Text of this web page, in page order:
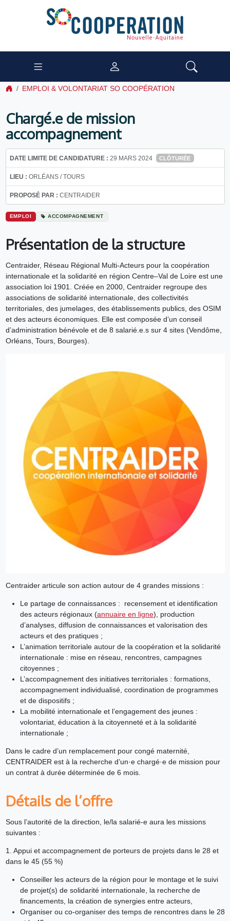
EMPLOI & VOLONTARIAT SO COOPÉRATION
Chargé.e de mission
accompagnement
DATE LIMITE DE CANDIDATURE : 29 MARS 2024 CLÔTURÉE
LIEU : ORLÉANS / TOURS
PROPOSÉ PAR : CENTRAIDER
EMPLOI ACCOMPAGNEMENT
Présentation de la structure
Centraider, Réseau Régional Multi-Acteurs pour la coopération
internationale et la solidarité en région Centre–Val de Loire est une
association loi 1901. Créée en 2000, Centraider regroupe des
associations de solidarité internationale, des collectivités
territoriales, des jumelages, des établissements publics, des OSIM
et des acteurs économiques. Elle est composée d’un conseil
d’administration bénévole et de 8 salarié.e.s sur 4 sites (Vendôme,
Orléans, Tours, Bourges).
Centraider articule son action autour de 4 grandes missions :
Le partage de connaissances : recensement et identification
des acteurs régionaux (annuaire en ligne), production
d’analyses, diffusion de connaissances et valorisation des
acteurs et des pratiques ;
L’animation territoriale autour de la coopération et la solidarité
internationale : mise en réseau, rencontres, campagnes
citoyennes ;
L’accompagnement des initiatives territoriales : formations,
accompagnement individualisé, coordination de programmes
et de dispositifs ;
La mobilité internationale et l’engagement des jeunes :
volontariat, éducation à la citoyenneté et à la solidarité
internationale ;
Dans le cadre d’un remplacement pour congé maternité,
CENTRAIDER est à la recherche d’un·e chargé·e de mission pour
un contrat à durée déterminée de 6 mois.
Détails de l’offre
Sous l’autorité de la direction, le/la salarié-e aura les missions
suivantes :
1. Appui et accompagnement de porteurs de projets dans le 28 et
dans le 45 (55 %)
Conseiller les acteurs de la région pour le montage et le suivi
de projet(s) de solidarité internationale, la recherche de
financements, la création de synergies entre acteurs,
Organiser ou co-organiser des temps de rencontres dans le 28